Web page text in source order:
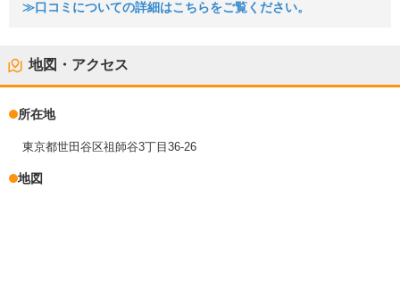
≫口コミについての詳細はこちらをご覧ください。
地図・アクセス
所在地
東京都世田谷区祖師谷3丁目36-26
地図